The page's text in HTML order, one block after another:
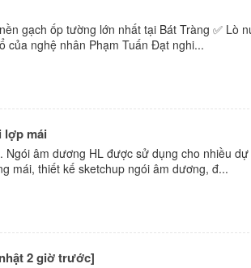
gạch ốp tường lớn nhất tại Bát Tràng ✅ Lò
của nghệ nhân Phạm Tuấn Đạt nghi...
lợp mái
âm dương HL được sử dụng cho nhiều dự
mái, thiết kế sketchup ngói âm dương, đ...
2 giờ trước]